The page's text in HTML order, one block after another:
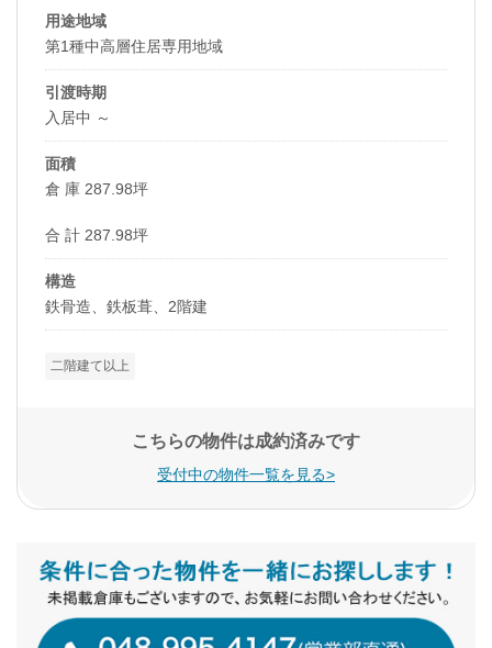
用途地域
第1種中高層住居専用地域
引渡時期
入居中 ～
面積
倉 庫 287.98坪
合 計 287.98坪
構造
鉄骨造、鉄板葺、2階建
二階建て以上
こちらの物件は成約済みです
受付中の物件一覧を見る>